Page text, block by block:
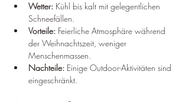
Wetter: Kühl bis kalt mit gelegentlichen
Schneefällen.
Vorteile: Feierliche Atmosphäre während
der Weihnachtszeit, weniger
Menschenmassen.
Nachteile: Einige Outdoor-Aktivitäten sind
eingeschränkt.